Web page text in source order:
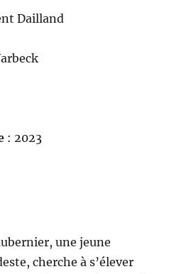
Dailland
: 2023
une jeune
cherche à s’élever